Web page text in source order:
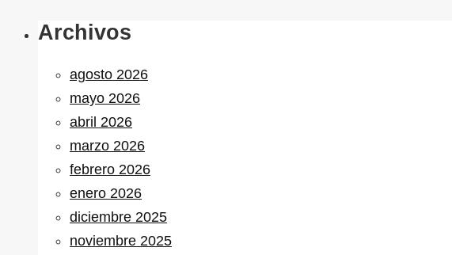
Archivos
agosto 2026
mayo 2026
abril 2026
marzo 2026
febrero 2026
enero 2026
diciembre 2025
noviembre 2025